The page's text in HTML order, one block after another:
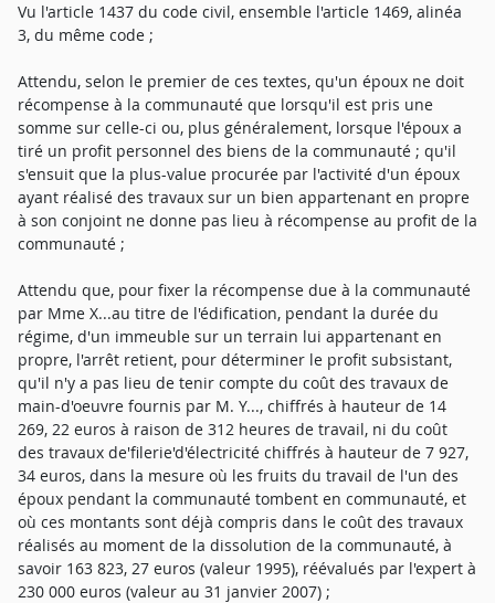
Vu l'article 1437 du code civil, ensemble l'article 1469, alinéa
3, du même code ;
Attendu, selon le premier de ces textes, qu'un époux ne doit
récompense à la communauté que lorsqu'il est pris une
somme sur celle-ci ou, plus généralement, lorsque l'époux a
tiré un profit personnel des biens de la communauté ; qu'il
s'ensuit que la plus-value procurée par l'activité d'un époux
ayant réalisé des travaux sur un bien appartenant en propre
à son conjoint ne donne pas lieu à récompense au profit de la
communauté ;
Attendu que, pour fixer la récompense due à la communauté
par Mme X...au titre de l'édification, pendant la durée du
régime, d'un immeuble sur un terrain lui appartenant en
propre, l'arrêt retient, pour déterminer le profit subsistant,
qu'il n'y a pas lieu de tenir compte du coût des travaux de
main-d'oeuvre fournis par M. Y..., chiffrés à hauteur de 14
269, 22 euros à raison de 312 heures de travail, ni du coût
des travaux de'filerie'd'électricité chiffrés à hauteur de 7 927,
34 euros, dans la mesure où les fruits du travail de l'un des
époux pendant la communauté tombent en communauté, et
où ces montants sont déjà compris dans le coût des travaux
réalisés au moment de la dissolution de la communauté, à
savoir 163 823, 27 euros (valeur 1995), réévalués par l'expert à
230 000 euros (valeur au 31 janvier 2007) ;